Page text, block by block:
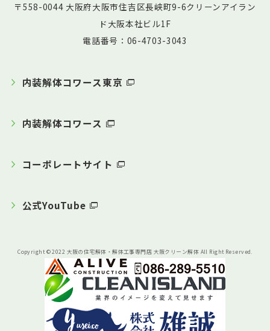
〒558-0044 大阪府大阪市住吉区長峡町9-6クリーンアイラン
ド大阪本社ビル1F
電話番号：06-4703-3043
内装解体コワース東京
内装解体コワース
コーポレートサイト
公式YouTube
Copyright © 2022 大阪の住宅解体・解体工事専門店 大阪クリーン解体 All Right Reserved.